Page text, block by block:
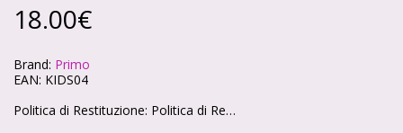
18.00€
Brand: Primo
EAN: KIDS04
Politica di Restituzione: Politica di Reso – Cartoleria Soleluna 🌞🌙 Ci teniamo che ogni acquisto sul nostro shop ti renda felice. Se qualcosa non va, niente panico: hai sempre la possibilità di restituire i tuoi articoli in modo semplice e veloce. 🕒 Quanto tempo hai? Hai 14 giorni di tempo da quando ricevi il pacco per chiedere il reso, come previsto dalla legge. 📦 Condizioni degli articoli Gli articoli devono tornare da noi intatti, non utilizzati e nella loro confezione originale. Non possiamo accettare resi di prodotti personalizzati o già aperti (per motivi igienici). ✉️ Come fare richiesta Scrivici a info@cartoleriasoleluna.it con il numero d’ordine e l’articolo che vuoi restituire. Ti invieremo tutte le istruzioni via mail. Spedisci il pacco all’indirizzo che ti forniremo. 🚚 Spese di spedizione Se hai cambiato idea, le spese di reso sono a carico tuo. Se invece ti è arrivato un prodotto sbagliato o difettoso, ce ne occuperemo noi senza costi extra. 💳 Rimborso Appena riceviamo e controlliamo gli articoli, ti rimborseremo entro 14 giorni sullo stesso metodo di pagamento che hai usato per l’acquisto.